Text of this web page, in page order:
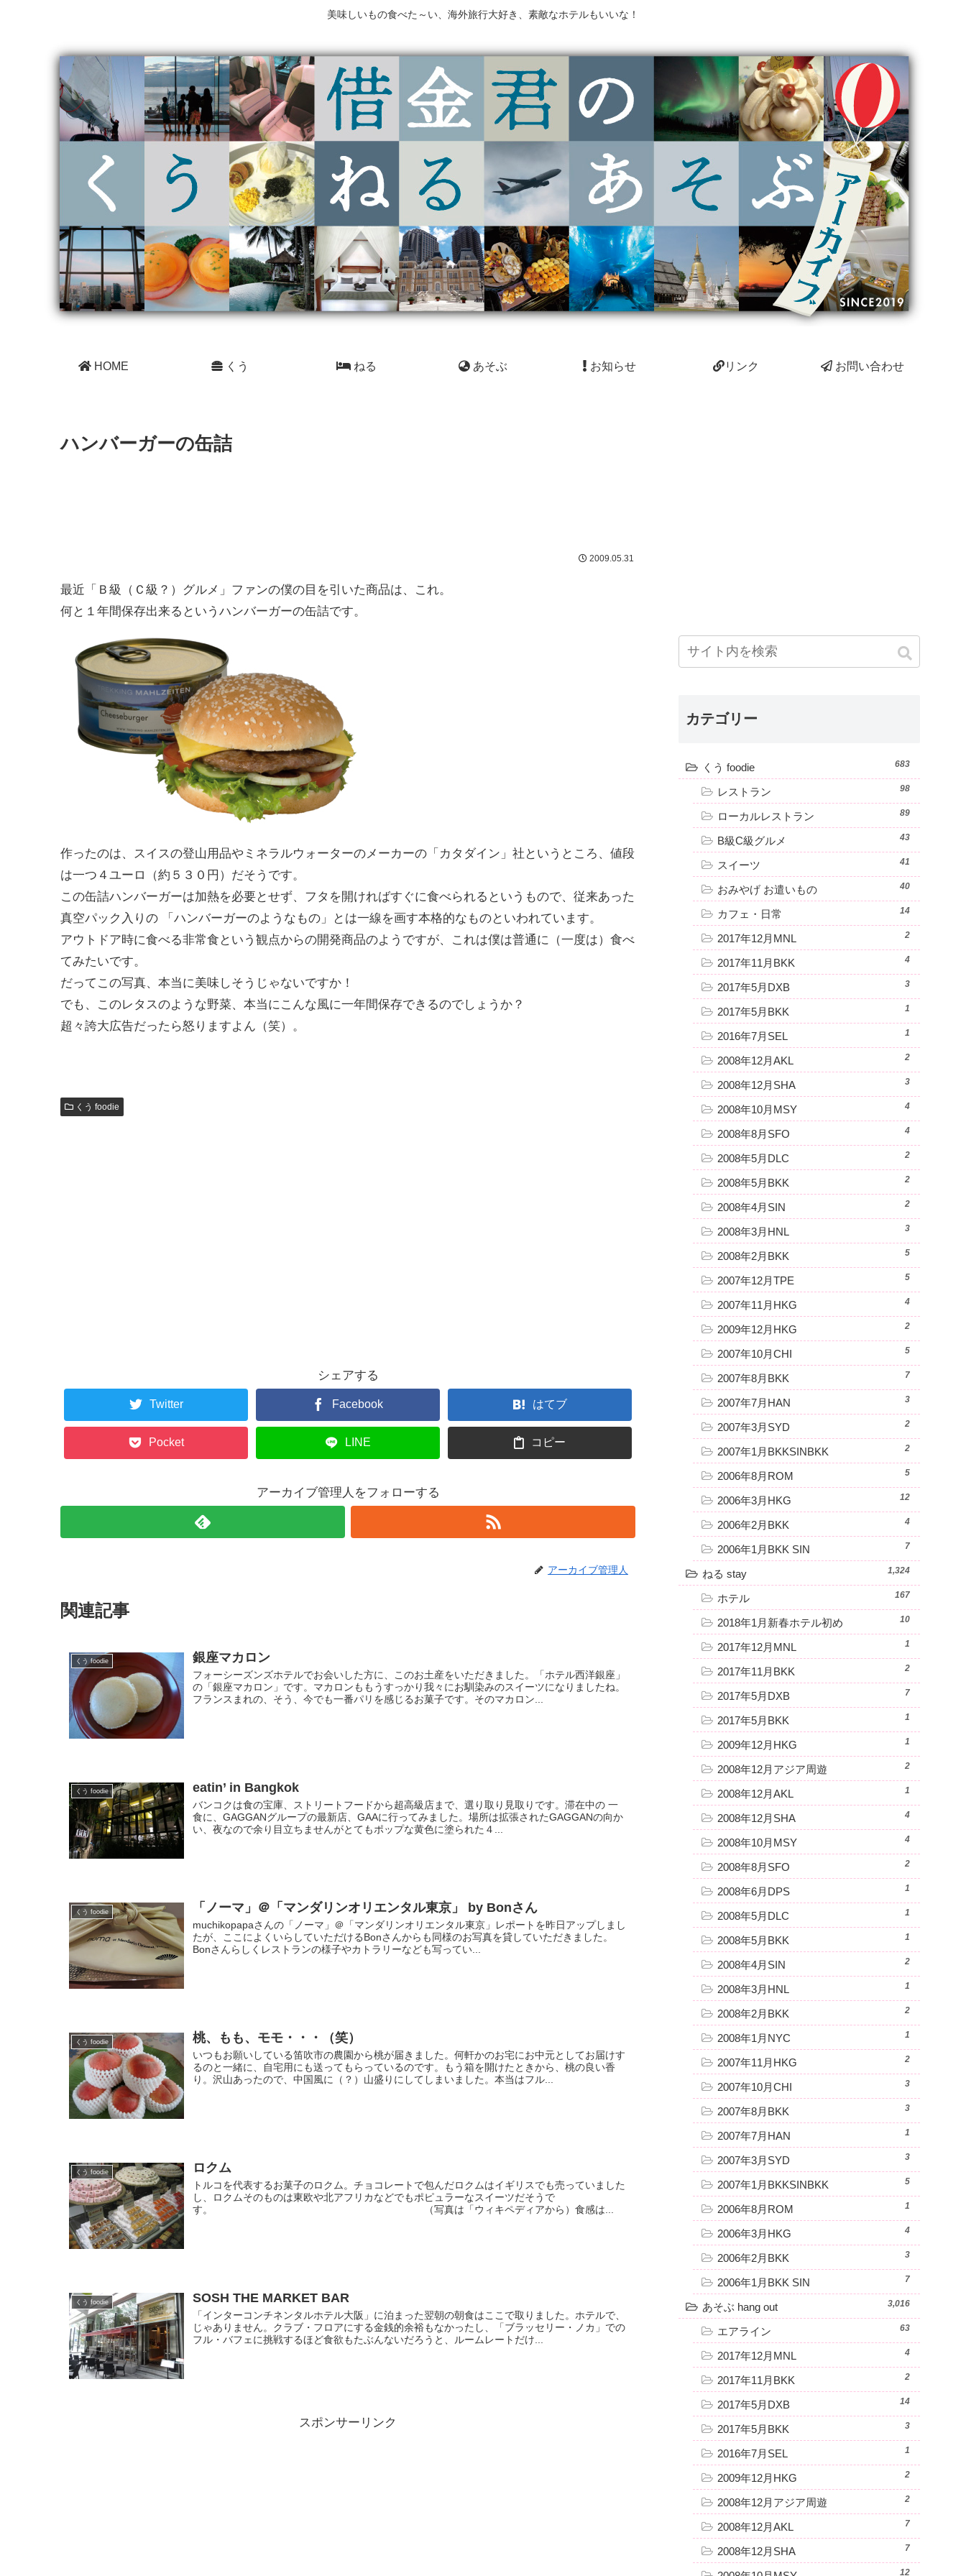
美味しいもの食べた～い、海外旅行大好き、素敵なホテルもいいな！
HOME くう ねる あそぶ お知らせ リンク お問い合わせ
ハンバーガーの缶詰
2009.05.31
最近「Ｂ級（Ｃ級？）グルメ」ファンの僕の目を引いた商品は、これ。
何と１年間保存出来るというハンバーガーの缶詰です。
作ったのは、スイスの登山用品やミネラルウォーターのメーカーの「カタダイン」社というところ、値段
は一つ４ユーロ（約５３０円）だそうです。
この缶詰ハンバーガーは加熱を必要とせず、フタを開ければすぐに食べられるというもので、従来あった
真空パック入りの 「ハンバーガーのようなもの」とは一線を画す本格的なものといわれています。
アウトドア時に食べる非常食という観点からの開発商品のようですが、これは僕は普通に（一度は）食べ
てみたいです。
だってこの写真、本当に美味しそうじゃないですか！
でも、このレタスのような野菜、本当にこんな風に一年間保存できるのでしょうか？
超々誇大広告だったら怒りますよん（笑）。
くう foodie
シェアする
Twitter Facebook はてブ
Pocket LINE コピー
アーカイブ管理人をフォローする
アーカイブ管理人
関連記事
くう foodie 銀座マカロン
フォーシーズンズホテルでお会いした方に、このお土産をいただきました。「ホテル西洋銀座」
の「銀座マカロン」です。マカロンももうすっかり我々にお馴染みのスイーツになりましたね。
フランスまれの、そう、今でも一番パリを感じるお菓子です。そのマカロン...
くう foodie eatin’ in Bangkok
バンコクは食の宝庫、ストリートフードから超高級店まで、選り取り見取りです。滞在中の 一
食に、GAGGANグループの最新店、GAAに行ってみました。場所は拡張されたGAGGANの向か
い、夜なので余り目立ちませんがとてもポップな黄色に塗られた４...
くう foodie 「ノーマ」＠「マンダリンオリエンタル東京」 by Bonさん
muchikopapaさんの「ノーマ」＠「マンダリンオリエンタル東京」レポートを昨日アップしまし
たが、ここによくいらしていただけるBonさんからも同様のお写真を貸していただきました。
Bonさんらしくレストランの様子やカトラリーなども写ってい...
くう foodie 桃、もも、モモ・・・（笑）
いつもお願いしている笛吹市の農園から桃が届きました。何軒かのお宅にお中元としてお届けす
るのと一緒に、自宅用にも送ってもらっているのです。もう箱を開けたときから、桃の良い香
り。沢山あったので、中国風に（？）山盛りにしてしまいました。本当はフル...
くう foodie ロクム
トルコを代表するお菓子のロクム。チョコレートで包んだロクムはイギリスでも売っていました
し、ロクムそのものは東欧や北アフリカなどでもポピュラーなスイーツだそうで
す。 （写真は「ウィキペディアから）食感は...
くう foodie SOSH THE MARKET BAR
「インターコンチネンタルホテル大阪」に泊まった翌朝の朝食はここで取りました。ホテルで、
じゃありません。クラブ・フロアにする金銭的余裕もなかったし、「ブラッセリー・ノカ」での
フル・バフェに挑戦するほど食欲もたぶんないだろうと、ルームレートだけ...
スポンサーリンク
カテゴリー
くう foodie 683
レストラン 98
ローカルレストラン 89
B級C級グルメ 43
スイーツ 41
おみやげ お遣いもの 40
カフェ・日常 14
2017年12月MNL 2
2017年11月BKK 4
2017年5月DXB 3
2017年5月BKK 1
2016年7月SEL 1
2008年12月AKL 2
2008年12月SHA 3
2008年10月MSY 4
2008年8月SFO 4
2008年5月DLC 2
2008年5月BKK 2
2008年4月SIN 2
2008年3月HNL 3
2008年2月BKK 5
2007年12月TPE 5
2007年11月HKG 4
2009年12月HKG 2
2007年10月CHI 5
2007年8月BKK 7
2007年7月HAN 3
2007年3月SYD 2
2007年1月BKKSINBKK 2
2006年8月ROM 5
2006年3月HKG 12
2006年2月BKK 4
2006年1月BKK SIN 7
ねる stay 1,324
ホテル 167
2018年1月新春ホテル初め 10
2017年12月MNL 1
2017年11月BKK 2
2017年5月DXB 7
2017年5月BKK 1
2009年12月HKG 1
2008年12月アジア周遊 2
2008年12月AKL 1
2008年12月SHA 4
2008年10月MSY 4
2008年8月SFO 2
2008年6月DPS 1
2008年5月DLC 1
2008年5月BKK 1
2008年4月SIN 2
2008年3月HNL 1
2008年2月BKK 2
2008年1月NYC 1
2007年11月HKG 2
2007年10月CHI 3
2007年8月BKK 3
2007年7月HAN 1
2007年3月SYD 3
2007年1月BKKSINBKK 5
2006年8月ROM 1
2006年3月HKG 4
2006年2月BKK 3
2006年1月BKK SIN 7
あそぶ hang out 3,016
エアライン 63
2017年12月MNL 4
2017年11月BKK 2
2017年5月DXB 14
2017年5月BKK 3
2016年7月SEL 1
2009年12月HKG 2
2008年12月アジア周遊 2
2008年12月AKL 7
2008年12月SHA 7
12